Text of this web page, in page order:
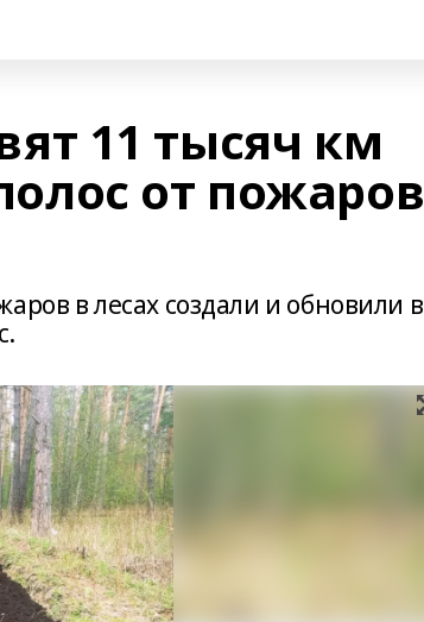
11 тысяч км
от пожаров
в лесах создали и обновили в